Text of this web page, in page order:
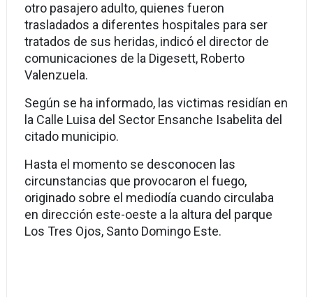
otro pasajero adulto, quienes fueron
trasladados a diferentes hospitales para ser
tratados de sus heridas, indicó el director de
comunicaciones de la Digesett, Roberto
Valenzuela.
Según se ha informado, las victimas residían en
la Calle Luisa del Sector Ensanche Isabelita del
citado municipio.
Hasta el momento se desconocen las
circunstancias que provocaron el fuego,
originado sobre el mediodía cuando circulaba
en dirección este-oeste a la altura del parque
Los Tres Ojos, Santo Domingo Este.